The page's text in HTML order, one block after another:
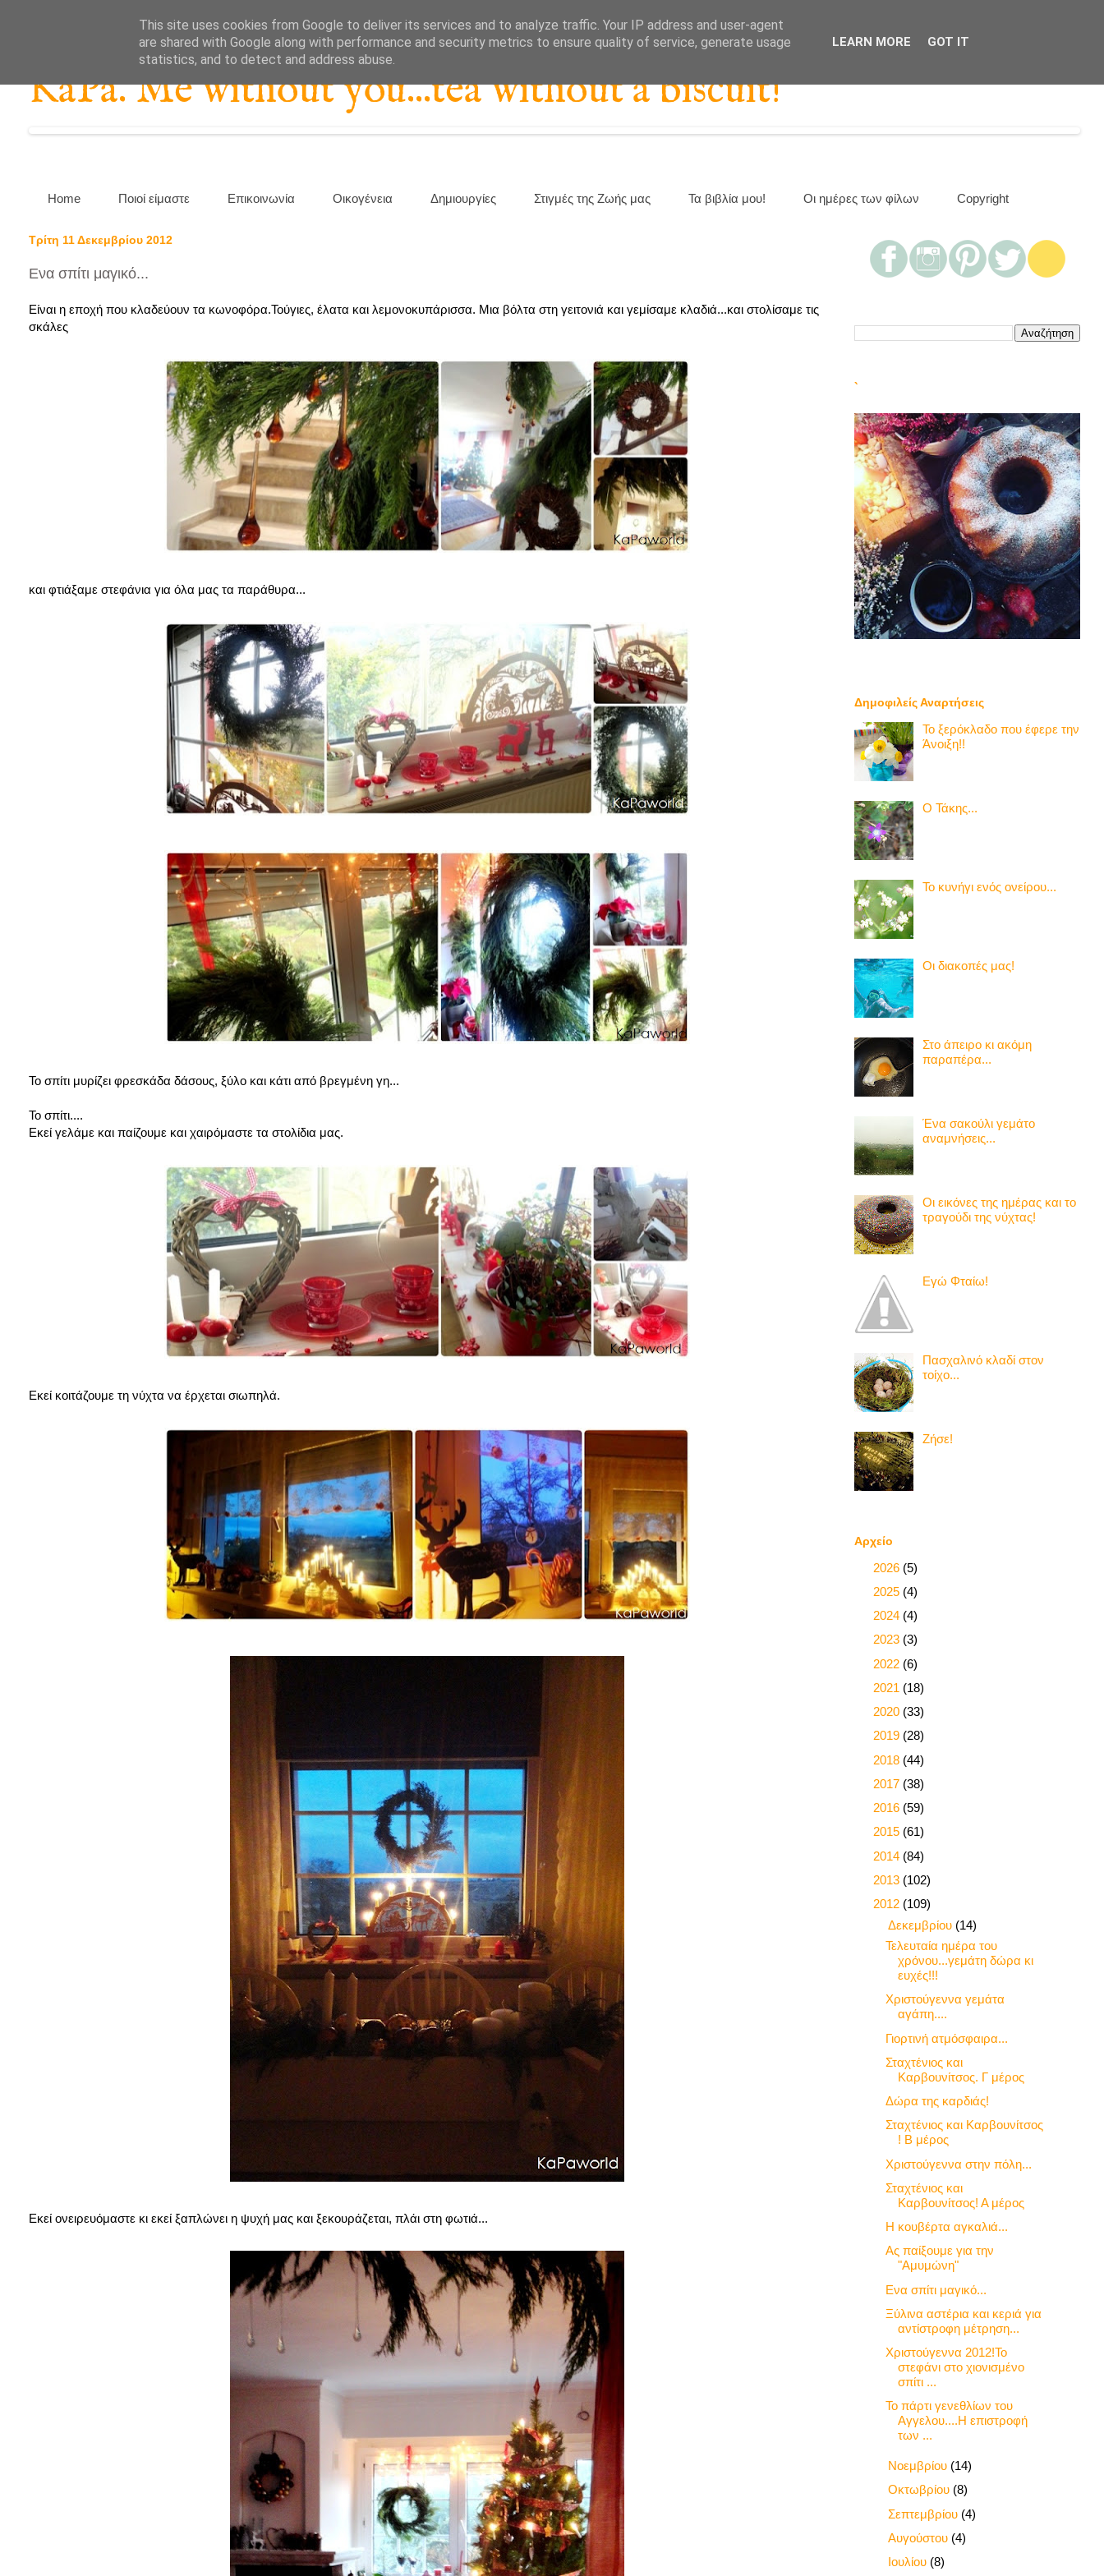
KaPa. Me without you...tea without a biscuit!
Home Ποιοί είμαστε Επικοινωνία Οικογένεια Δημιουργίες Στιγμές της Ζωής μας Τα βιβλία μου! Οι ημέρες των φίλων Copyright
Τρίτη 11 Δεκεμβρίου 2012
Ενα σπίτι μαγικό...
Είναι η εποχή που κλαδεύουν τα κωνοφόρα.Τούγιες, έλατα και λεμονοκυπάρισσα. Μια βόλτα στη γειτονιά και γεμίσαμε κλαδιά...και στολίσαμε τις
σκάλες
και φτιάξαμε στεφάνια για όλα μας τα παράθυρα...
Το σπίτι μυρίζει φρεσκάδα δάσους, ξύλο και κάτι από βρεγμένη γη...
Το σπίτι....
Εκεί γελάμε και παίζουμε και χαιρόμαστε τα στολίδια μας.
Εκεί κοιτάζουμε τη νύχτα να έρχεται σιωπηλά.
Εκεί ονειρευόμαστε κι εκεί ξαπλώνει η ψυχή μας και ξεκουράζεται, πλάι στη φωτιά...
`
Δημοφιλείς Αναρτήσεις
Το ξερόκλαδο που έφερε την
Άνοιξη!!
Ο Τάκης...
Το κυνήγι ενός ονείρου...
Οι διακοπές μας!
Στο άπειρο κι ακόμη
παραπέρα...
Ένα σακούλι γεμάτο
αναμνήσεις...
Οι εικόνες της ημέρας και το
τραγούδι της νύχτας!
Εγώ Φταίω!
Πασχαλινό κλαδί στον
τοίχο...
Ζήσε!
Αρχείο
2026 (5)
2025 (4)
2024 (4)
2023 (3)
2022 (6)
2021 (18)
2020 (33)
2019 (28)
2018 (44)
2017 (38)
2016 (59)
2015 (61)
2014 (84)
2013 (102)
2012 (109)
Δεκεμβρίου (14)
Τελευταία ημέρα του
χρόνου...γεμάτη δώρα κι
ευχές!!!
Χριστούγεννα γεμάτα
αγάπη....
Γιορτινή ατμόσφαιρα...
Σταχτένιος και
Καρβουνίτσος. Γ μέρος
Δώρα της καρδιάς!
Σταχτένιος και Καρβουνίτσος
! Β μέρος
Χριστούγεννα στην πόλη...
Σταχτένιος και
Καρβουνίτσος! Α μέρος
Η κουβέρτα αγκαλιά...
Ας παίξουμε για την
"Αμυμώνη"
Ενα σπίτι μαγικό...
Ξύλινα αστέρια και κεριά για
αντίστροφη μέτρηση...
Χριστούγεννα 2012!Το
στεφάνι στο χιονισμένο
σπίτι ...
Το πάρτι γενεθλίων του
Αγγελου....Η επιστροφή
των ...
Νοεμβρίου (14)
Οκτωβρίου (8)
Σεπτεμβρίου (4)
Αυγούστου (4)
Ιουλίου (8)
This site uses cookies from Google to deliver its services and to analyze traffic. Your IP address and user-agent
are shared with Google along with performance and security metrics to ensure quality of service, generate usage
statistics, and to detect and address abuse.
LEARN MORE GOT IT